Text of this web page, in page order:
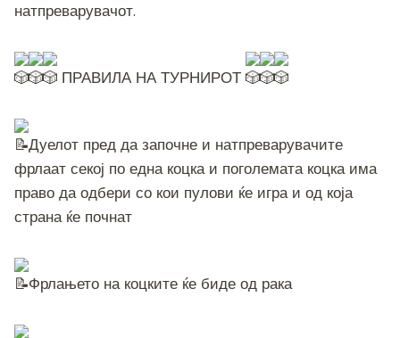
натпреварувачот.
ПРАВИЛА НА ТУРНИРОТ
Дуелот пред да започне и натпреварувачите
фрлаат секој по една коцка и поголемата коцка има
право да одбери со кои пулови ќе игра и од која
страна ќе почнат
Фрлањето на коцките ќе биде од рака